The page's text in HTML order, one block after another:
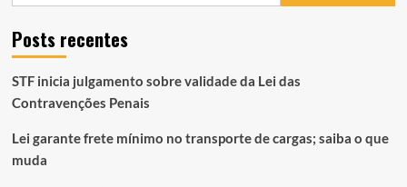
Posts recentes
STF inicia julgamento sobre validade da Lei das
Contravenções Penais
Lei garante frete mínimo no transporte de cargas; saiba o que
muda